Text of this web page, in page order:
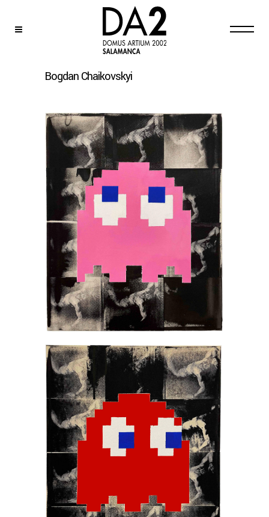
Bogdan Chaikovskyi